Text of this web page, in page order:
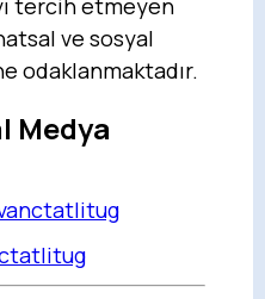
ve sosyal
odaklanmaktadır.
Medya